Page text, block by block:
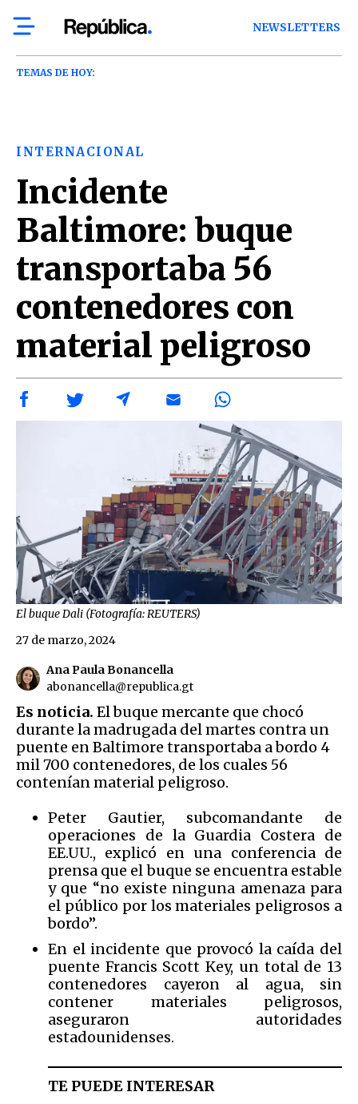
NEWSLETTERS
TEMAS DE HOY:
INTERNACIONAL
Incidente
Baltimore: buque
transportaba 56
contenedores con
material peligroso
El buque Dali (Fotografía: REUTERS)
Ana Paula Bonancella
abonancella@republica.gt
27 de marzo, 2024
Es noticia. El buque mercante que chocó
durante la madrugada del martes contra un
puente en Baltimore transportaba a bordo 4
mil 700 contenedores, de los cuales 56
contenían material peligroso.
Peter Gautier, subcomandante de
operaciones de la Guardia Costera de
EE.UU., explicó en una conferencia de
prensa que el buque se encuentra estable
y que “no existe ninguna amenaza para
el público por los materiales peligrosos a
bordo”.
En el incidente que provocó la caída del
puente Francis Scott Key, un total de 13
contenedores cayeron al agua, sin
contener materiales peligrosos,
aseguraron autoridades
estadounidenses.
TE PUEDE INTERESAR